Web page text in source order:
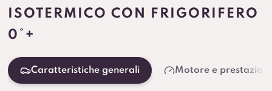
ISOTERMICO CON FRIGORIFERO
0°+
Caratteristiche generali Motore e prestazioni